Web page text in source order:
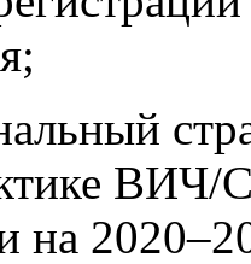
ВИЧ/
на